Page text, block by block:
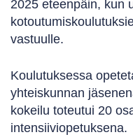
2025 eteenpäin, kun
vastuulle.
Koulutuksessa
yhteiskunnan
kokeilu toteutui 20
intensiiviopetuksena.